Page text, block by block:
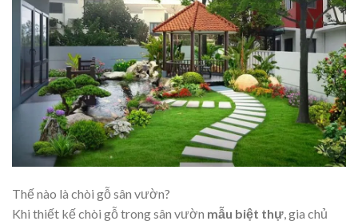
Thế nào là chòi gỗ sân vườn?
Khi thiết kế chòi gỗ trong sân vườn mẫu biệt thự, gia chủ